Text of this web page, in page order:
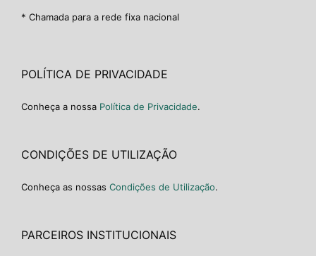
* Chamada para a rede fixa nacional
POLÍTICA DE PRIVACIDADE
Conheça a nossa Política de Privacidade.
CONDIÇÕES DE UTILIZAÇÃO
Conheça as nossas Condições de Utilização.
PARCEIROS INSTITUCIONAIS